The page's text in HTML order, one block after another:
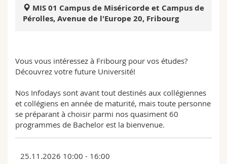
MIS 01 Campus de Miséricorde et Campus de
Pérolles, Avenue de l'Europe 20, Fribourg
Vous vous intéressez à Fribourg pour vos études?
Découvrez votre future Université!
Nos Infodays sont avant tout destinés aux collégiennes
et collégiens en année de maturité, mais toute personne
se préparant à choisir parmi nos quasiment 60
programmes de Bachelor est la bienvenue.
25.11.2026 10:00 - 16:00